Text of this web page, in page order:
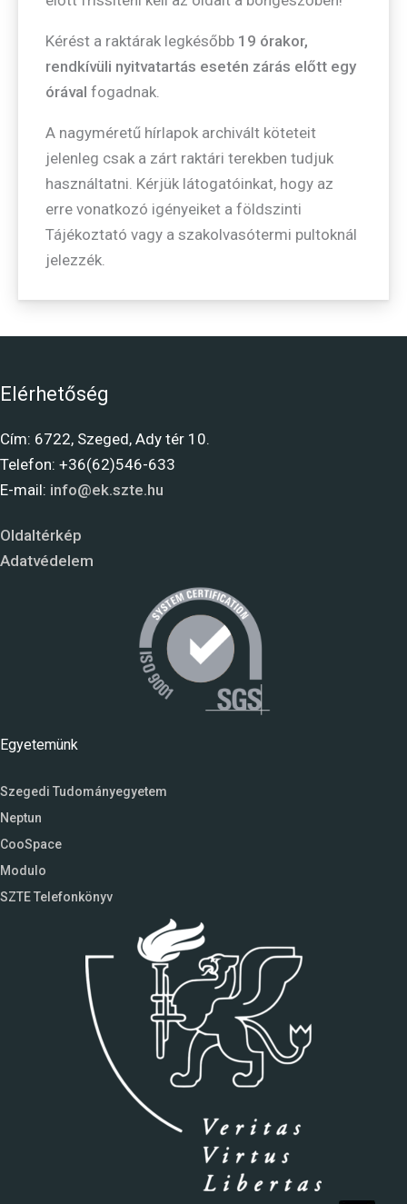
Kérést a raktárak legkésőbb 19 órakor,
rendkívüli nyitvatartás esetén zárás előtt egy
órával fogadnak.
A nagyméretű hírlapok archivált köteteit
jelenleg csak a zárt raktári terekben tudjuk
használtatni. Kérjük látogatóinkat, hogy az
erre vonatkozó igényeiket a földszinti
Tájékoztató vagy a szakolvasótermi pultoknál
jelezzék.
Elérhetőség
Cím: 6722, Szeged, Ady tér 10.
Telefon: +36(62)546-633
E-mail: info@ek.szte.hu
Oldaltérkép
Adatvédelem
Egyetemünk
Szegedi Tudományegyetem
Neptun
CooSpace
Modulo
SZTE Telefonkönyv